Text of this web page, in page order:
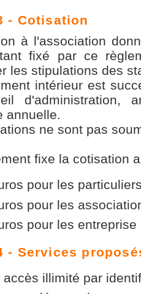
- Cotisation
à l'association
fixé par ce
les stipulations des
intérieur est
d'administration,
annuelle.
ne sont pas
fixe la cotisation
pour les
pour les
pour les entreprise
- Services
accès illimité par